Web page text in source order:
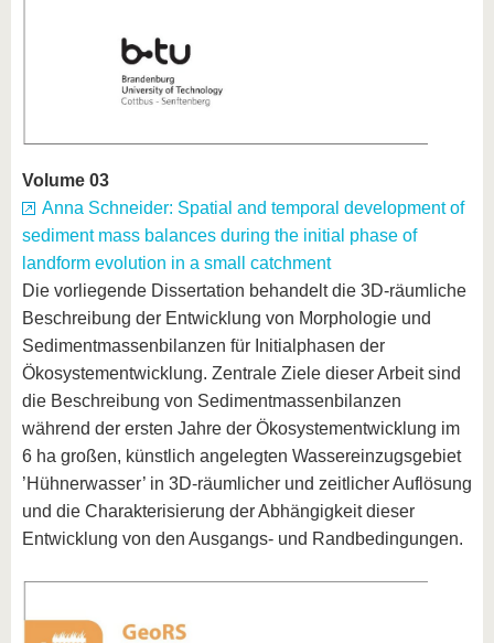
Volume 03
Anna Schneider: Spatial and temporal development of
sediment mass balances during the initial phase of
landform evolution in a small catchment
Die vorliegende Dissertation behandelt die 3D-räumliche
Beschreibung der Entwicklung von Morphologie und
Sedimentmassenbilanzen für Initialphasen der
Ökosystementwicklung. Zentrale Ziele dieser Arbeit sind
die Beschreibung von Sedimentmassenbilanzen
während der ersten Jahre der Ökosystementwicklung im
6 ha großen, künstlich angelegten Wassereinzugsgebiet
’Hühnerwasser’ in 3D-räumlicher und zeitlicher Auflösung
und die Charakterisierung der Abhängigkeit dieser
Entwicklung von den Ausgangs- und Randbedingungen.